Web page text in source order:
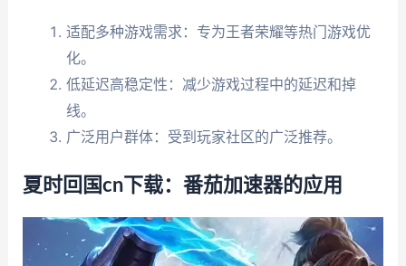
适配多种游戏需求：专为王者荣耀等热门游戏优
化。
低延迟高稳定性：减少游戏过程中的延迟和掉
线。
广泛用户群体：受到玩家社区的广泛推荐。
夏时回国cn下载：番茄加速器的应用